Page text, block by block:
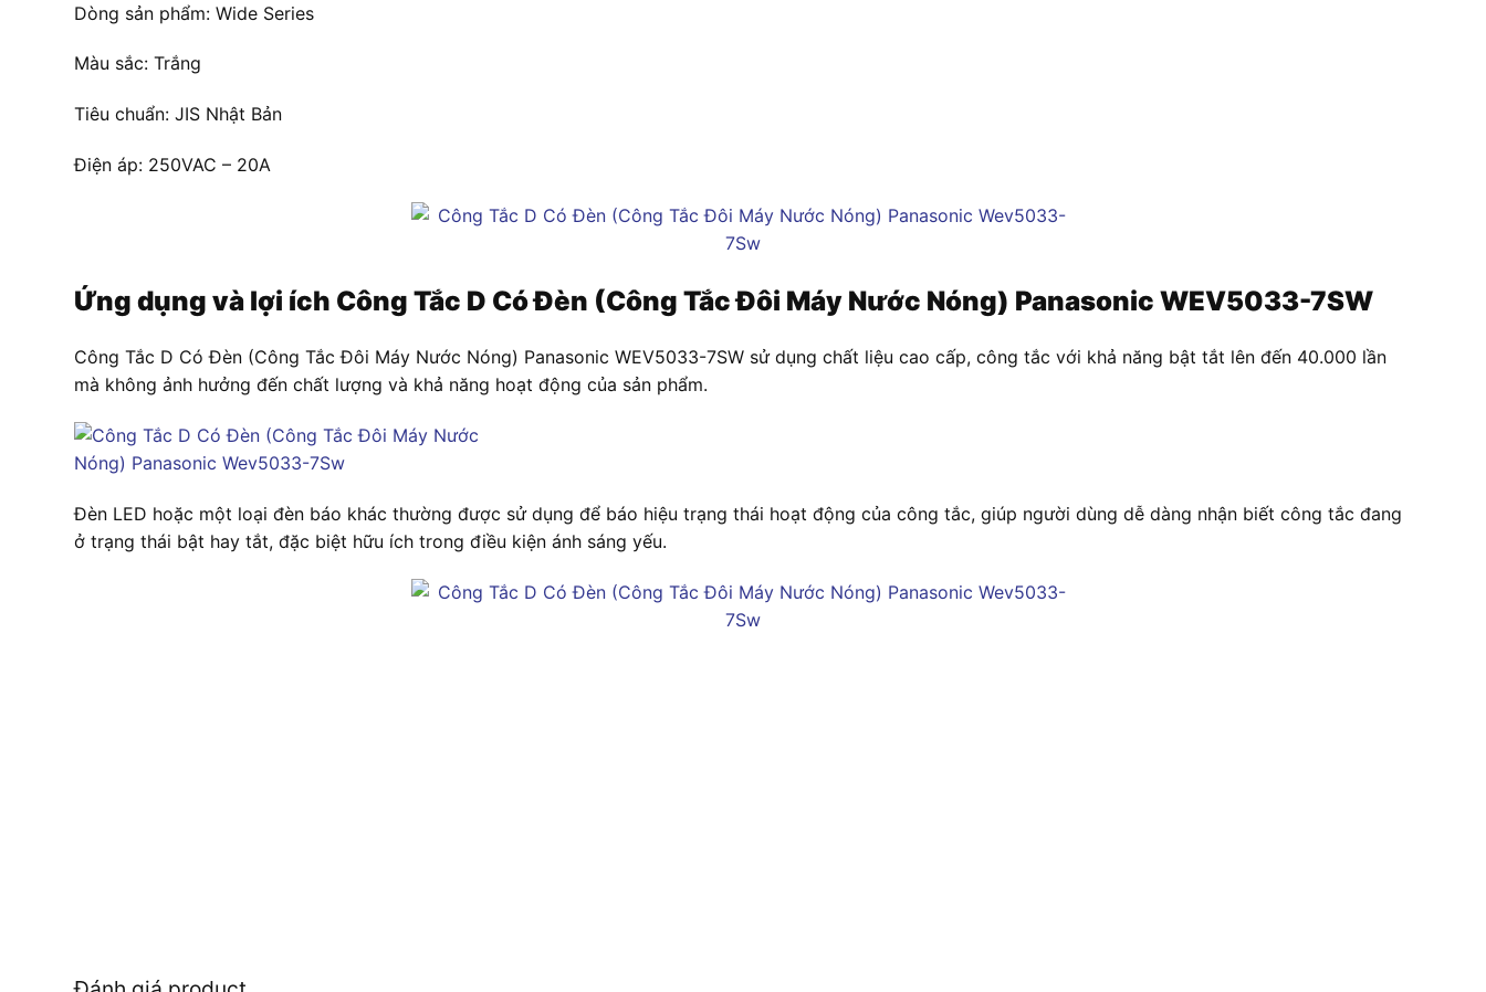
Dòng sản phẩm: Wide Series
Màu sắc: Trắng
Tiêu chuẩn: JIS Nhật Bản
Điện áp: 250VAC – 20A
Ứng dụng và lợi ích Công Tắc D Có Đèn (Công Tắc Đôi Máy Nước Nóng) Panasonic WEV5033-7SW
Công Tắc D Có Đèn (Công Tắc Đôi Máy Nước Nóng) Panasonic WEV5033-7SW sử dụng chất liệu cao cấp, công tắc với khả năng bật tắt lên đến 40.000 lần
mà không ảnh hưởng đến chất lượng và khả năng hoạt động của sản phẩm.
Đèn LED hoặc một loại đèn báo khác thường được sử dụng để báo hiệu trạng thái hoạt động của công tắc, giúp người dùng dễ dàng nhận biết công tắc đang
ở trạng thái bật hay tắt, đặc biệt hữu ích trong điều kiện ánh sáng yếu.